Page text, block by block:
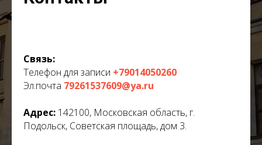
Связь:
Телефон для записи +79014050260
Эл.почта 79261537609@ya.ru
Адрес: 142100, Московская область, г.
Подольск, Советская площадь, дом 3.